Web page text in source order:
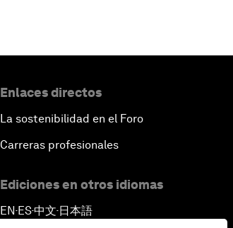
Enlaces directos
La sostenibilidad en el Foro
Carreras profesionales
Ediciones en otros idiomas
EN ▪ES▪中文▪ 日本語